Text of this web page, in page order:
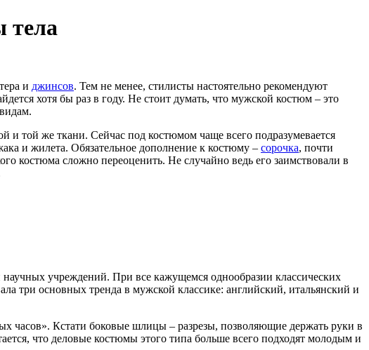
тела
и джинсов. Тем не менее, стилисты настоятельно рекомендуют
хотя бы раз в году. Не стоит думать, что мужской костюм – это
и той же ткани. Сейчас под костюмом чаще всего подразумевается
и жилета. Обязательное дополнение к костюму – сорочка, почти
костюма сложно переоценить. Не случайно ведь его заимствовали в
учреждений. При все кажущемся однообразии классических
три основных тренда в мужской классике: английский, итальянский и
часов». Кстати боковые шлицы – разрезы, позволяющие держать руки в
что деловые костюмы этого типа больше всего подходят молодым и